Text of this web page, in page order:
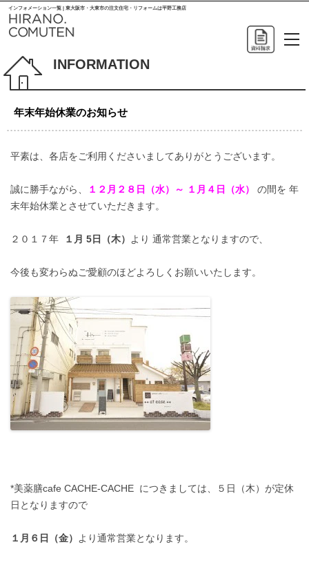
インフォメーション一覧 | 東大阪市・大東市の注文住宅・リフォームは平野工務店
INFORMATION
年末年始休業のお知らせ
平素は、各店をご利用くださいましてありがとうございます。
誠に勝手ながら、 １２月２８日（水）～ １月４日（水）
の間を 年
末年始休業とさせていただきます。
２０１７年 １月 5日（木） より 通常営業となりますので、
今後も変わらぬご愛顧のほどよろしくお願いいたします。
*美薬膳cafe CACHE-CACHE につきましては、５日（木）が定休
日となりますので
１月６日（金） より通常営業となります。